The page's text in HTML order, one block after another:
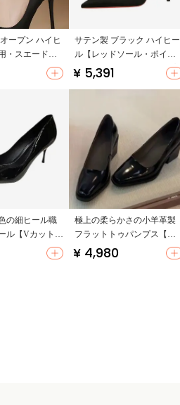
ープン ハイヒ
・スエード・
いヒール・ビ
サテン製 ブラック ハイヒー
ル【レッドソール・ポイン
テッドトゥ・サイドオープ
¥ 5,391
の細ヒール職
ル【Vカット・
ーズン向け・
中ヒール】
極上の柔らかさの小羊革製
フラットトゥパンプス【通
勤用・黒・粗ヒール】
¥ 4,980